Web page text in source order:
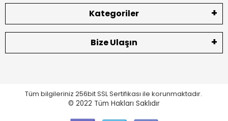
Kategoriler
Bize Ulaşın
Tüm bilgileriniz 256bit SSL Sertifikası ile korunmaktadır.
© 2022 Tüm Hakları Saklıdır